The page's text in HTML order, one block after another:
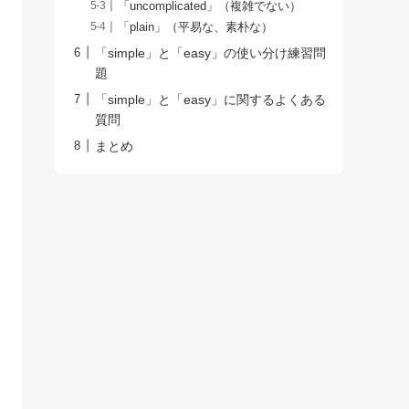
「uncomplicated」（複雑でない）
「plain」（平易な、素朴な）
「simple」と「easy」の使い分け練習問
題
「simple」と「easy」に関するよくある
質問
まとめ